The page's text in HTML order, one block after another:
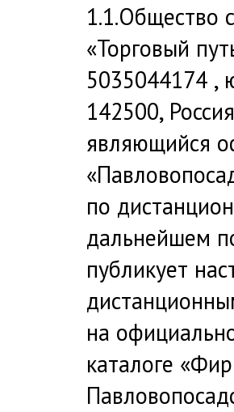
1.1.Общество
«Торговый
5035044174 ,
142500,
являющийся
по
дальнейшем
публикует
на
каталоге